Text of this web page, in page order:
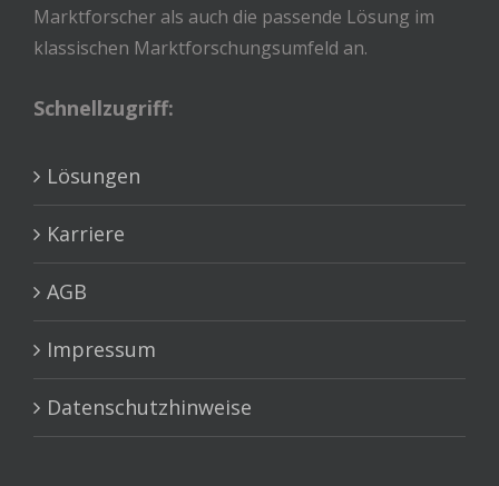
Marktforscher als auch die passende Lösung im
klassischen Marktforschungsumfeld an.
Schnellzugriff:
Lösungen
Karriere
AGB
Impressum
Datenschutzhinweise